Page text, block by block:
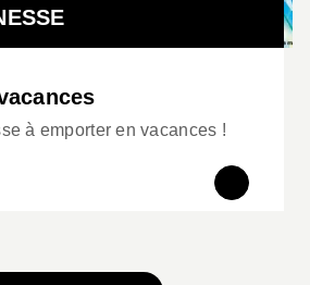
à emporter en vacances !